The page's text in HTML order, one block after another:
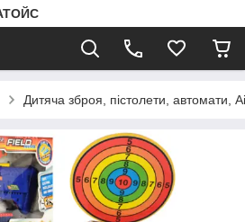
Дитяча зброя, пістолети, автомати,